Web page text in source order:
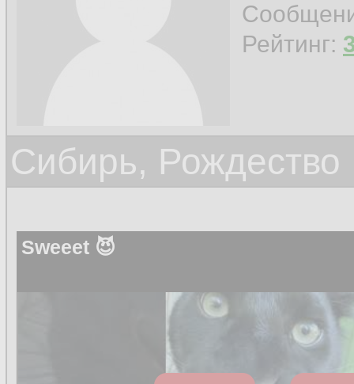
Рейтинг:
Сибирь, Рождество
Sweeet 😈